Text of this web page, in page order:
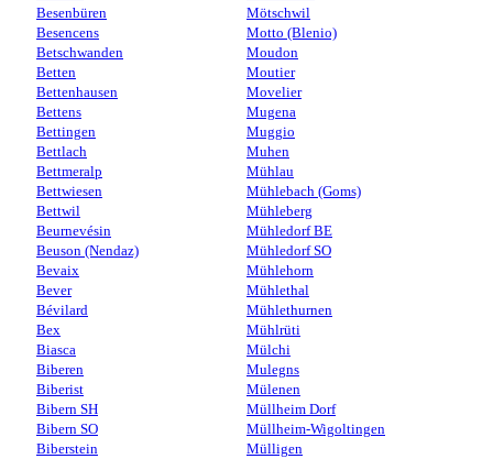
Besenbüren
Besencens
Betschwanden
Betten
Bettenhausen
Bettens
Bettingen
Bettlach
Bettmeralp
Bettwiesen
Bettwil
Beurnevésin
Beuson (Nendaz)
Bevaix
Bever
Bévilard
Bex
Biasca
Biberen
Biberist
Bibern SH
Bibern SO
Biberstein
Mötschwil
Motto (Blenio)
Moudon
Moutier
Movelier
Mugena
Muggio
Muhen
Mühlau
Mühlebach (Goms)
Mühleberg
Mühledorf BE
Mühledorf SO
Mühlehorn
Mühlethal
Mühlethurnen
Mühlrüti
Mülchi
Mulegns
Mülenen
Müllheim Dorf
Müllheim-Wigoltingen
Mülligen